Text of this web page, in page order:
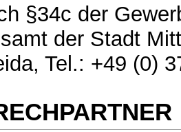
§34c der
der Stadt
Tel.: +49 (0)